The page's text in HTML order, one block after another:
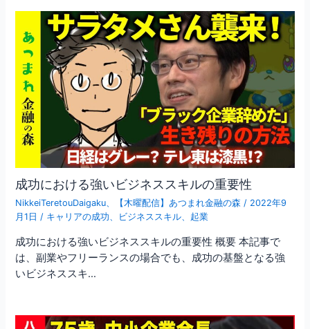
成功における強いビジネススキルの重要性
NikkeiTeretouDaigaku、 【木曜配信】あつまれ金融の森 / 2022年9
月1日 / キャリアの成功、 ビジネススキル、 起業
成功における強いビジネススキルの重要性 概要 本記事で
は、副業やフリーランスの場合でも、成功の基盤となる強
いビジネススキ…